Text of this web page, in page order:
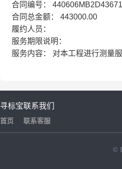
合同编号：
合同总金额： 443000.00
履约人员：
服务期限说明：
服务内容： 对本工程进行测量
寻标宝
首页
联系我们
联系客服
©